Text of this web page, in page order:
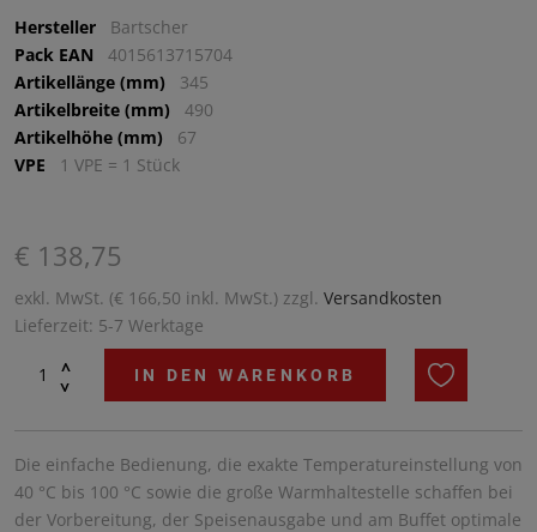
Hersteller
Bartscher
Pack EAN
4015613715704
Artikellänge (mm)
345
Artikelbreite (mm)
490
Artikelhöhe (mm)
67
VPE
1 VPE = 1 Stück
€ 138,75
exkl. MwSt. (€ 166,50 inkl. MwSt.) zzgl. Versandkosten
Lieferzeit: 5-7 Werktage
^
^
IN DEN WARENKORB
Die einfache Bedienung, die exakte Temperatureinstellung von
40 °C bis 100 °C sowie die große Warmhaltestelle schaffen bei
der Vorbereitung, der Speisenausgabe und am Buffet optimale